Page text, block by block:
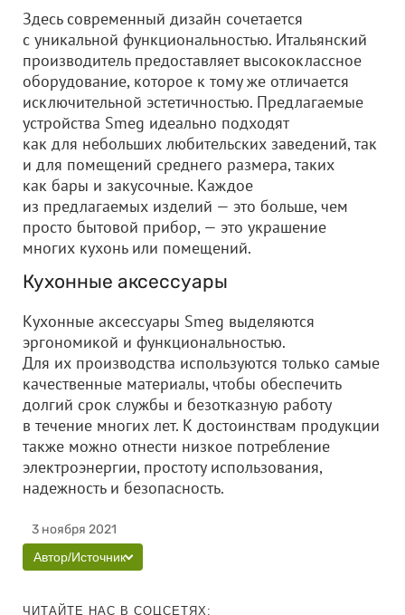
Здесь современный дизайн сочетается
с уникальной функциональностью. Итальянский
производитель предоставляет высококлассное
оборудование, которое к тому же отличается
исключительной эстетичностью. Предлагаемые
устройства Smeg идеально подходят
как для небольших любительских заведений, так
и для помещений среднего размера, таких
как бары и закусочные. Каждое
из предлагаемых изделий — это больше, чем
просто бытовой прибор, — это украшение
многих кухонь или помещений.
Кухонные аксессуары
Кухонные аксессуары Smeg выделяются
эргономикой и функциональностью.
Для их производства используются только самые
качественные материалы, чтобы обеспечить
долгий срок службы и безотказную работу
в течение многих лет. К достоинствам продукции
также можно отнести низкое потребление
электроэнергии, простоту использования,
надежность и безопасность.
3 ноября 2021
Автор/Источник
ЧИТАЙТЕ НАС В СОЦСЕТЯХ: